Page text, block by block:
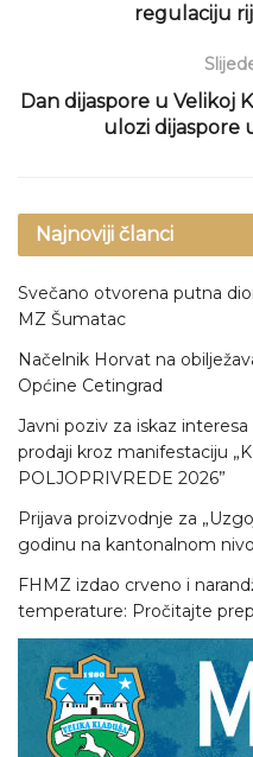
regulaciju
Dan dijaspore u Velikoj
ulozi dijaspore
Najnoviji članci
Svečano otvorena putna
MZ Šumatac
Načelnik Horvat na
Općine Cetingrad
Javni poziv za iskaz
prodaji kroz manifestaciju
POLJOPRIVREDE 2026”
Prijava proizvodnje za
godinu na kantonalnom
FHMZ izdao crveno i
temperature: Pročitajte